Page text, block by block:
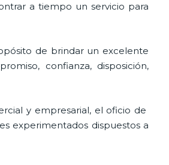
a tiempo un servicio para
de brindar un excelente
confianza, disposición,
y empresarial, el oficio de
experimentados dispuestos a